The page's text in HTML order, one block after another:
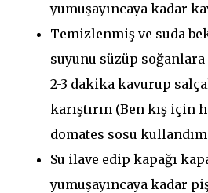
yumuşayıncaya kadar
Temizlenmiş ve suda
suyunu süzüp
2-3 dakika kavurup
karıştırın (Ben kış için
domates sosu
Su ilave edip kapağı
yumuşayıncaya kadar